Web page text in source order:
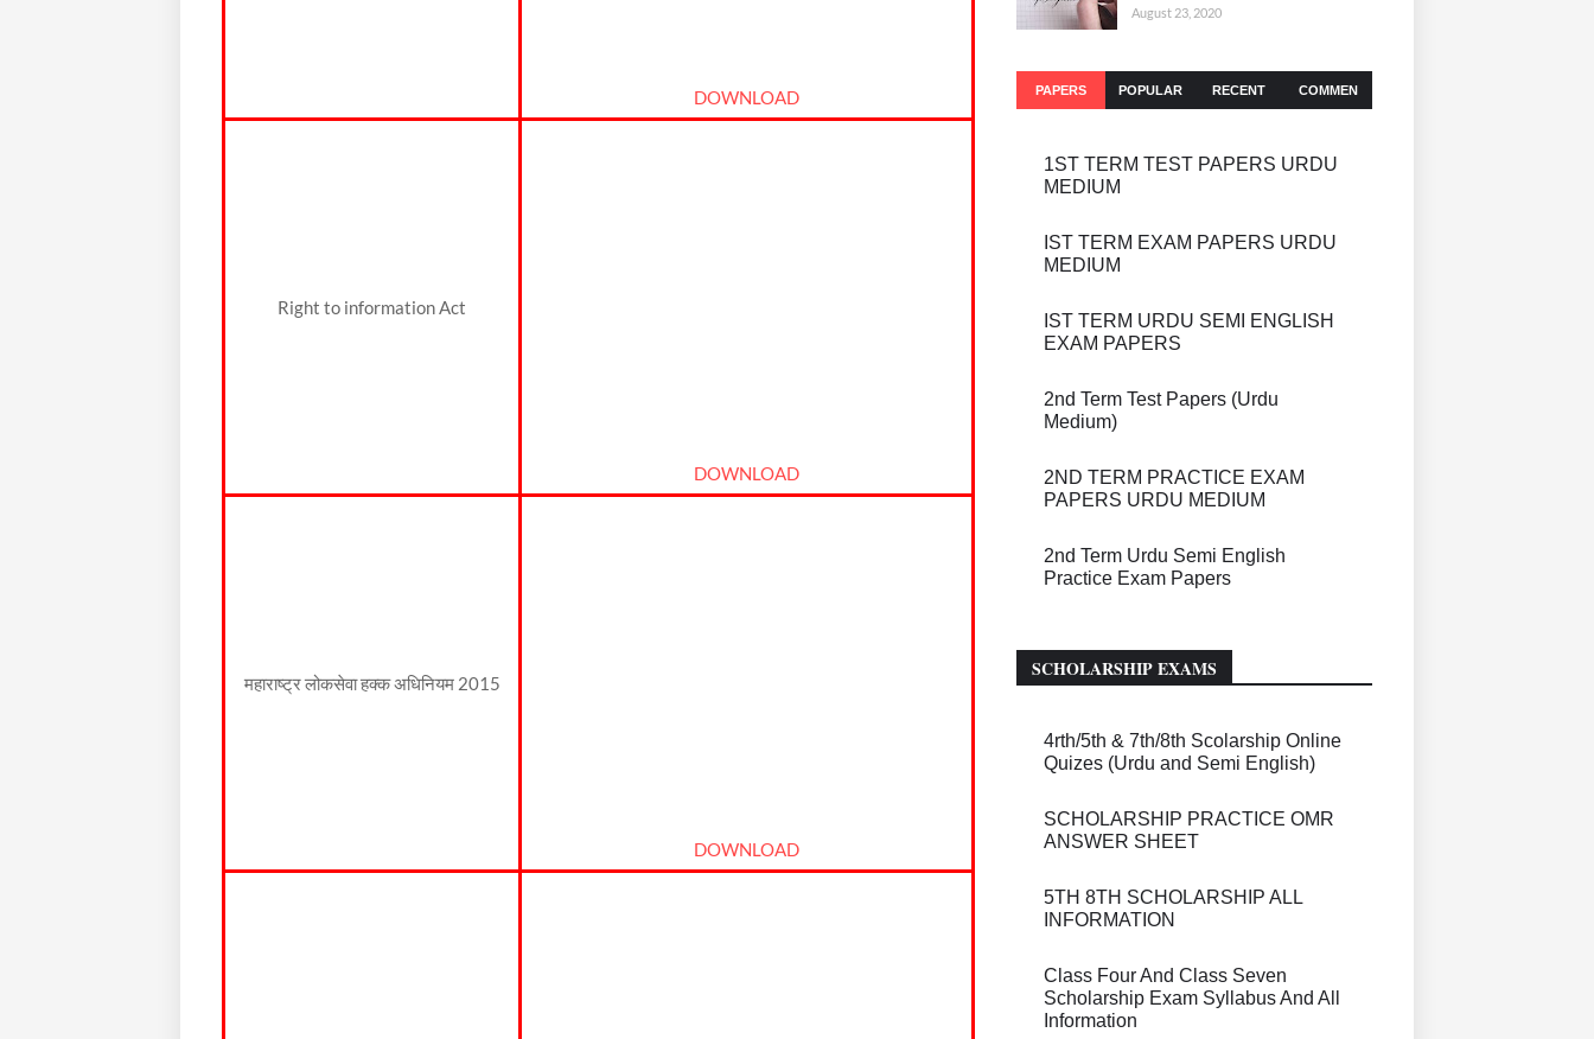
DOWNLOAD
Right to information Act
DOWNLOAD
महाराष्ट्र लोकसेवा हक्क अधिनियम 2015
DOWNLOAD
August 23, 2020
PAPERS POPULAR RECENT COMMEN
1ST TERM TEST PAPERS URDU
MEDIUM
IST TERM EXAM PAPERS URDU
MEDIUM
IST TERM URDU SEMI ENGLISH
EXAM PAPERS
2nd Term Test Papers (Urdu
Medium)
2ND TERM PRACTICE EXAM
PAPERS URDU MEDIUM
2nd Term Urdu Semi English
Practice Exam Papers
SCHOLARSHIP EXAMS
4rth/5th & 7th/8th Scolarship Online
Quizes (Urdu and Semi English)
SCHOLARSHIP PRACTICE OMR
ANSWER SHEET
5TH 8TH SCHOLARSHIP ALL
INFORMATION
Class Four And Class Seven
Scholarship Exam Syllabus And All
Information